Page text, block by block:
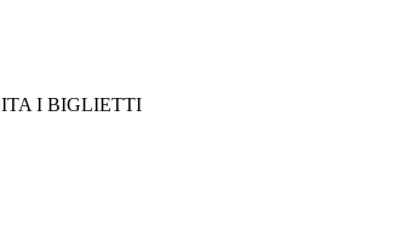
I BIGLIETTI